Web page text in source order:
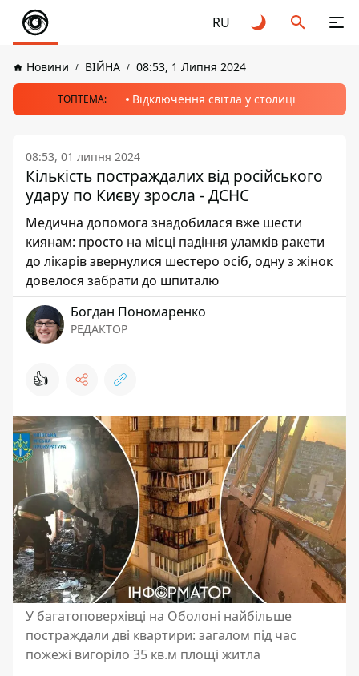
RU
Новини ВІЙНА 08:53, 1 Липня 2024
ТОПТЕМА: Відключення світла у столиці
08:53, 01 липня 2024
Кількість постраждалих від російського
удару по Києву зросла - ДСНС
Медична допомога знадобилася вже шести
киянам: просто на місці падіння уламків ракети
до лікарів звернулися шестеро осіб, одну з жінок
довелося забрати до шпиталю
Богдан Пономаренко
РЕДАКТОР
👍
У багатоповерхівці на Оболоні найбільше
постраждали дві квартири: загалом під час
пожежі вигоріло 35 кв.м площі житла